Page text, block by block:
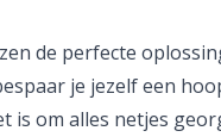
de perfecte
je jezelf een
om alles netjes